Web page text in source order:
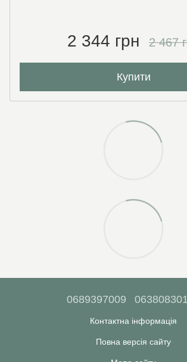
2 344 грн 2 467
Купити
0689397009
Контактна інформація
Повна версія сайту